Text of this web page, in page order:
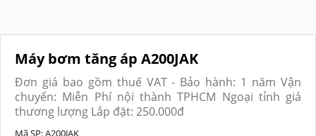
Máy bơm tăng áp A200JAK
Đơn giá bao gồm thuế VAT - Bảo hành: 1 năm Vận
chuyển: Miễn Phí nội thành TPHCM Ngoại tỉnh giá
thương lượng Lắp đặt: 250.000đ
Mã SP:A200JAK